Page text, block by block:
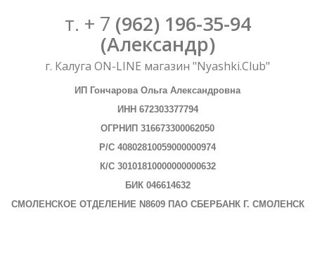
т. + 7 (962) 196-35-94
(Александр)
г. Калуга ON-LINE магазин "Nyashki.Club"
ИП Гончарова Ольга Александровна
ИНН 672303377794
ОГРНИП 316673300062050
Р/С 40802810059000000974
К/С 30101810000000000632
БИК 046614632
СМОЛЕНСКОЕ ОТДЕЛЕНИЕ N8609 ПАО СБЕРБАНК Г. СМОЛЕНСК